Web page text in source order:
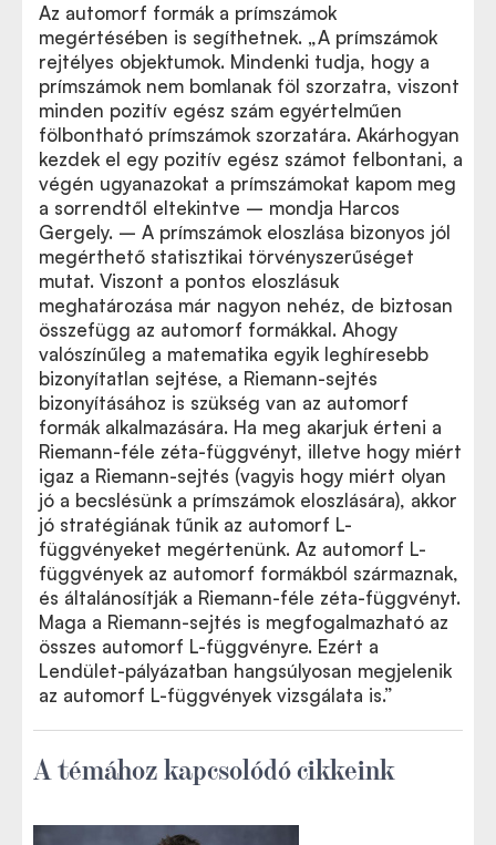
Az automorf formák a prímszámok
megértésében is segíthetnek. „A prímszámok
rejtélyes objektumok. Mindenki tudja, hogy a
prímszámok nem bomlanak föl szorzatra, viszont
minden pozitív egész szám egyértelműen
fölbontható prímszámok szorzatára. Akárhogyan
kezdek el egy pozitív egész számot felbontani, a
végén ugyanazokat a prímszámokat kapom meg
a sorrendtől eltekintve – mondja Harcos
Gergely. – A prímszámok eloszlása bizonyos jól
megérthető statisztikai törvényszerűséget
mutat. Viszont a pontos eloszlásuk
meghatározása már nagyon nehéz, de biztosan
összefügg az automorf formákkal. Ahogy
valószínűleg a matematika egyik leghíresebb
bizonyítatlan sejtése, a Riemann-sejtés
bizonyításához is szükség van az automorf
formák alkalmazására. Ha meg akarjuk érteni a
Riemann-féle zéta-függvényt, illetve hogy miért
igaz a Riemann-sejtés (vagyis hogy miért olyan
jó a becslésünk a prímszámok eloszlására), akkor
jó stratégiának tűnik az automorf L-
függvényeket megértenünk. Az automorf L-
függvények az automorf formákból származnak,
és általánosítják a Riemann-féle zéta-függvényt.
Maga a Riemann-sejtés is megfogalmazható az
összes automorf L-függvényre. Ezért a
Lendület-pályázatban hangsúlyosan megjelenik
az automorf L-függvények vizsgálata is.”
A témához kapcsolódó cikkeink